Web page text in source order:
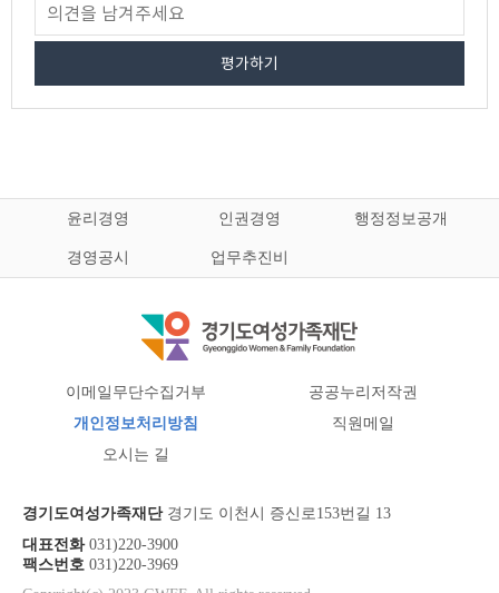
평가하기
윤리경영 인권경영 행정정보공개
경영공시 업무추진비
이메일무단수집거부
공공누리저작권
개인정보처리방침
직원메일
오시는 길
경기도여성가족재단경기도 이천시 증신로153번길 13
대표전화031)220-3900
팩스번호 031)220-3969